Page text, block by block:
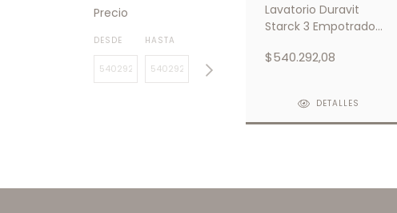
Precio
DESDE HASTA
Lavatorio Duravit
Starck 3 Empotrado
$540.292,08
DETALLES